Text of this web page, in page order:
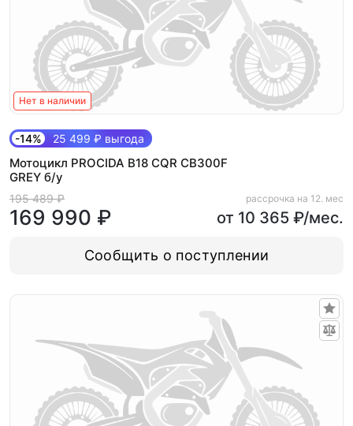
Нет в наличии
-14% 25 499 ₽ выгода
Мотоцикл PROCIDA B18 CQR CB300F
GREY б/у
195 489 ₽
169 990 ₽
рассрочка на 12. мес
от 10 365 ₽/мес.
Сообщить о поступлении